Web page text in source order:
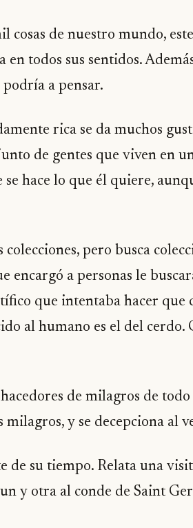
cosas de nuestro mundo,
todos sus sentidos.
a pensar.
rica se da muchos
de gentes que viven en
hace lo que él quiere,
pero busca
encargó a personas le
que intentaba hacer que
al humano es el del cerdo.
de milagros de
milagros, y se decepciona al
su tiempo. Relata una
y otra al conde de Saint